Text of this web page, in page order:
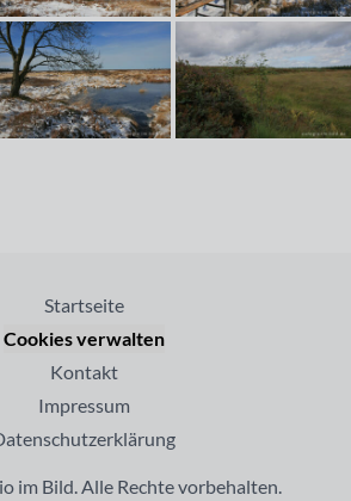
Startseite
Cookies verwalten
Kontakt
Impressum
im Bild. Alle Rechte vorbehalten.